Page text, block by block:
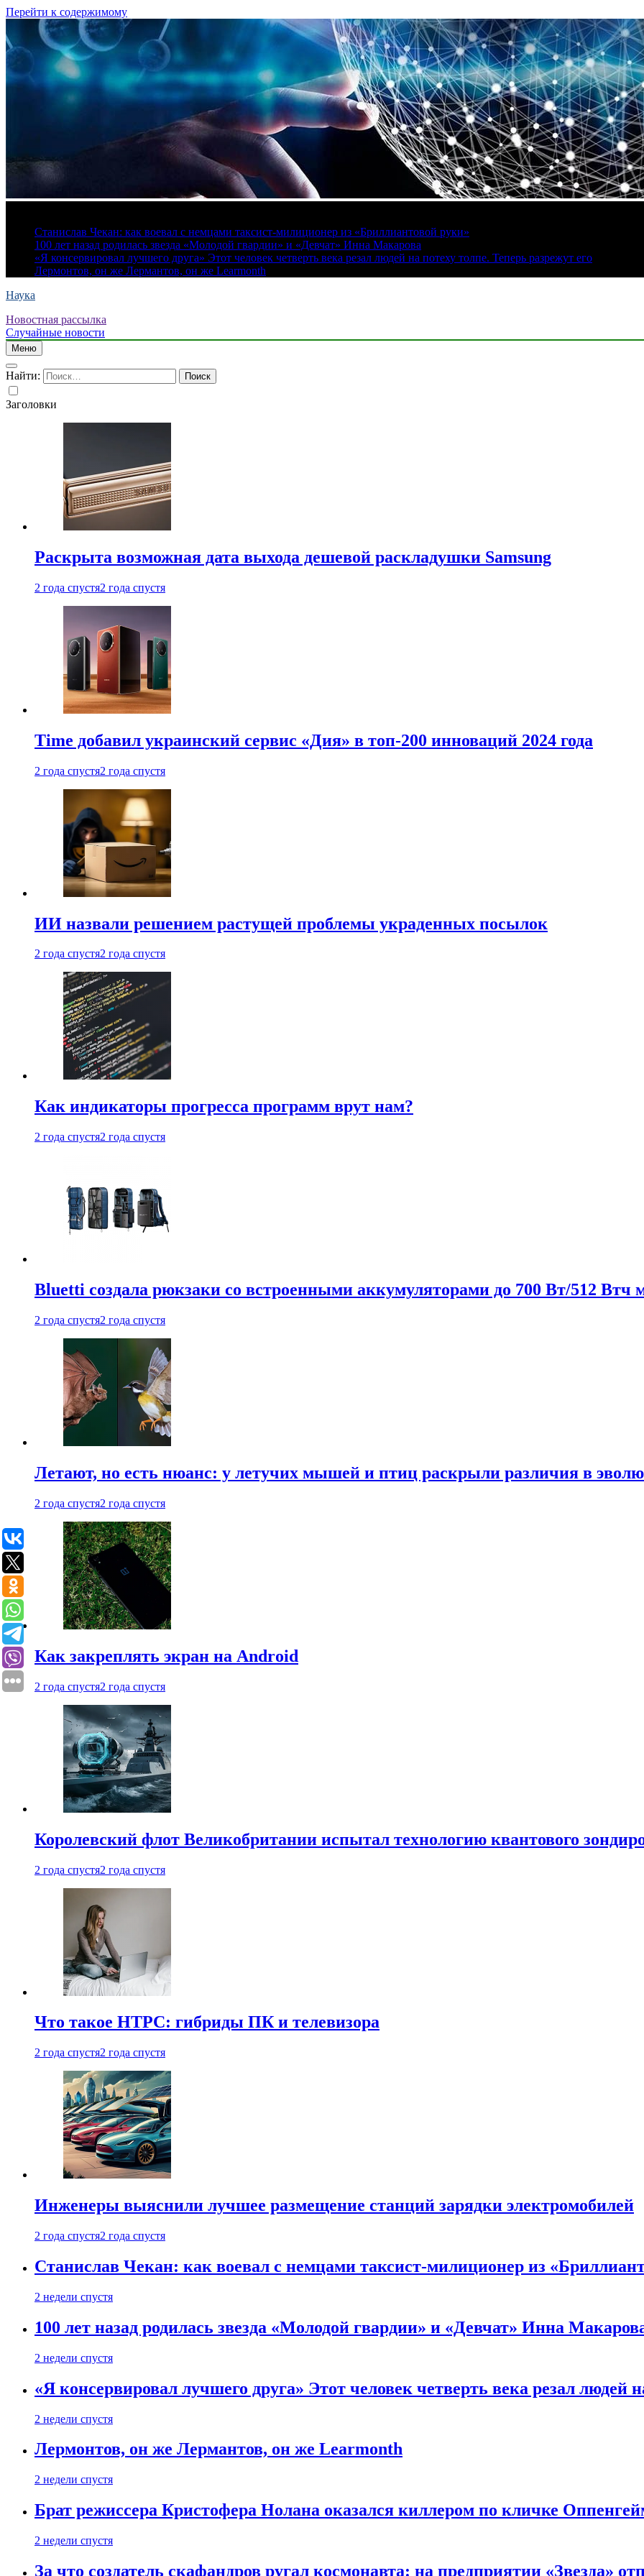
Перейти к содержимому
Станислав Чекан: как воевал с немцами таксист-милиционер из «Бриллиантовой руки»
100 лет назад родилась звезда «Молодой гвардии» и «Девчат» Инна Макарова
«Я консервировал лучшего друга» Этот человек четверть века резал людей на потеху толпе. Теперь разрежут его
Лермонтов, он же Лермантов, он же Learmonth
Наука
Новостная рассылка
Случайные новости
Меню
Найти:
Заголовки
Раскрыта возможная дата выхода дешевой раскладушки Samsung
2 года спустя2 года спустя
Time добавил украинский сервис «Дия» в топ-200 инноваций 2024 года
2 года спустя2 года спустя
ИИ назвали решением растущей проблемы украденных посылок
2 года спустя2 года спустя
Как индикаторы прогресса программ врут нам?
2 года спустя2 года спустя
Bluetti создала рюкзаки со встроенными аккумуляторами до 700 Вт/512 Втч
2 года спустя2 года спустя
Летают, но есть нюанс: у летучих мышей и птиц раскрыли различия в
2 года спустя2 года спустя
Как закреплять экран на Android
2 года спустя2 года спустя
Королевский флот Великобритании испытал технологию квантового
2 года спустя2 года спустя
Что такое HTPC: гибриды ПК и телевизора
2 года спустя2 года спустя
Инженеры выяснили лучшее размещение станций зарядки электромобилей
2 года спустя2 года спустя
Станислав Чекан: как воевал с немцами таксист-милиционер из
2 недели спустя
100 лет назад родилась звезда «Молодой гвардии» и «Девчат» Инна
2 недели спустя
«Я консервировал лучшего друга» Этот человек четверть века резал людей
2 недели спустя
Лермонтов, он же Лермантов, он же Learmonth
2 недели спустя
Брат режиссера Кристофера Нолана оказался киллером по кличке
2 недели спустя
За что создатель скафандров ругал космонавта: на предприятии «Звезда»